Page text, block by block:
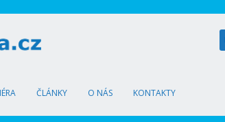
ČLÁNKY O NÁS KONTAKTY